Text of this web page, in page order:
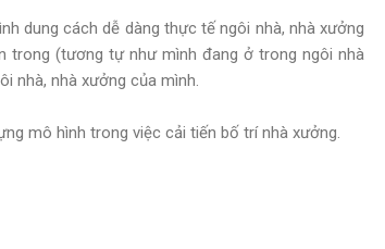
dung cách dễ dàng thực tế ngôi nhà, nhà xưởng
trong (tương tự như mình đang ở trong ngôi nhà
nhà, nhà xưởng của mình.
mô hình trong việc cải tiến bố trí nhà xưởng.